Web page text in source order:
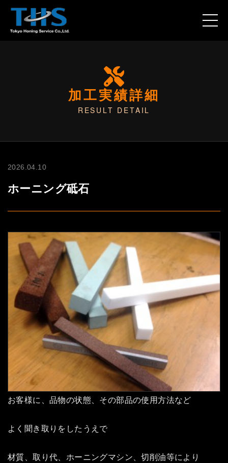
加工実績詳細
RESULT DETAIL
2026.04.10
ホーニング砥石
お客様に、品物の状態、その部品の使用方法など
よく聞き取りをしたうえで
材質、取り代、ホーニングマシン、切削油等により